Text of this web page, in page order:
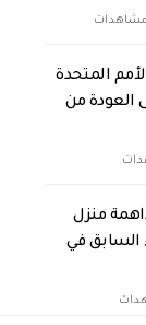
الأمم المتحدة
العودة من
منزل
السابق في